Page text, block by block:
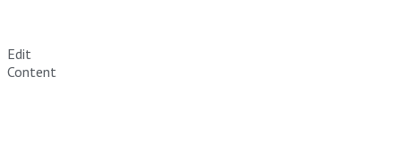
Edit
Content